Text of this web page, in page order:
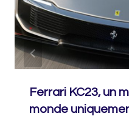
Ferrari KC23, un
monde